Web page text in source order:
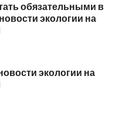
обязательными в
экологии на
экологии на